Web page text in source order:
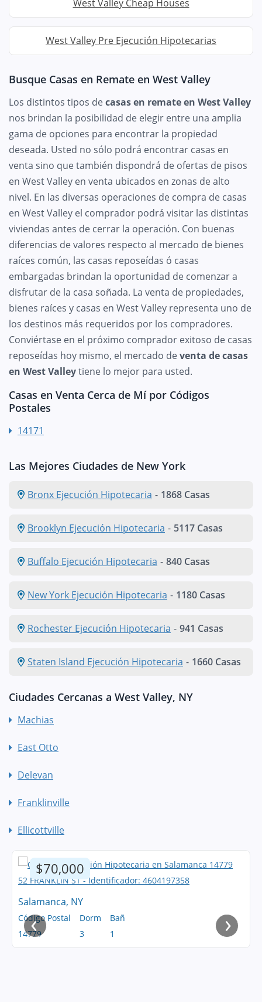
West Valley Cheap Houses
West Valley Pre Ejecución Hipotecarias
Busque Casas en Remate en West Valley
Los distintos tipos decasas en remate en West Valley
nos brindan la posibilidad de elegir entre una amplia
gama de opciones para encontrar la propiedad
deseada. Usted no sólo podrá encontrar casas en
venta sino que también dispondrá de ofertas de pisos
en West Valley en venta ubicados en zonas de alto
nivel. En las diversas operaciones de compra de casas
en West Valley el comprador podrá visitar las distintas
viviendas antes de cerrar la operación. Con buenas
diferencias de valores respecto al mercado de bienes
raíces común, las casas reposeídas ó casas
embargadas brindan la oportunidad de comenzar a
disfrutar de la casa soñada. La venta de propiedades,
bienes raíces y casas en West Valley representa uno de
los destinos más requeridos por los compradores.
Conviértase en el próximo comprador exitoso de casas
reposeídas hoy mismo, el mercado deventa de casas
en West Valleytiene lo mejor para usted.
Casas en Venta Cerca de Mí por Códigos
Postales
14171
Las Mejores Ciudades de New York
Bronx Ejecución Hipotecaria - 1868 Casas
Brooklyn Ejecución Hipotecaria - 5117 Casas
Buffalo Ejecución Hipotecaria - 840 Casas
New York Ejecución Hipotecaria - 1180 Casas
Rochester Ejecución Hipotecaria - 941 Casas
Staten Island Ejecución Hipotecaria - 1660 Casas
Ciudades Cercanas a West Valley, NY
Machias
East Otto
Delevan
Franklinville
Ellicottville
$70,000
Salamanca, NY
Código Postal
14779
Dorm
3
Bañ
1
‹ ›